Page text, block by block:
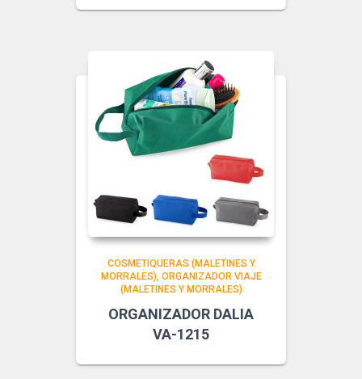
COSMETIQUERAS (MALETINES Y
MORRALES) ORGANIZADOR VIAJE
(MALETINES Y MORRALES)
ORGANIZADOR DALIA
VA-1215